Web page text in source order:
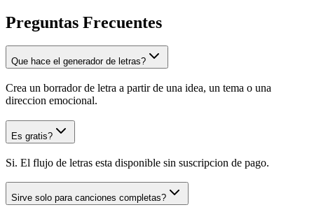
Preguntas Frecuentes
Que hace el generador de letras?
Crea un borrador de letra a partir de una idea, un tema o una
direccion emocional.
Es gratis?
Si. El flujo de letras esta disponible sin suscripcion de pago.
Sirve solo para canciones completas?